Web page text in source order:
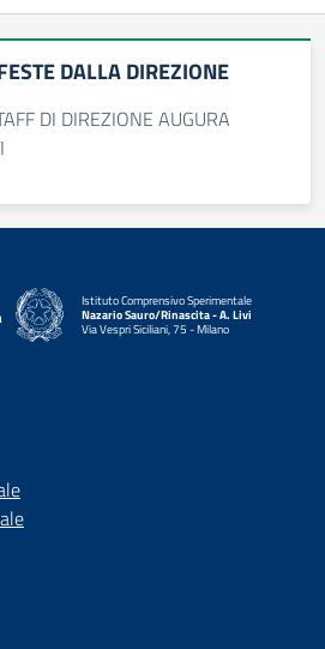
DALLA DIREZIONE
DI DIREZIONE AUGURA
Istituto Comprensivo Sperimentale
Nazario Sauro/Rinascita - A. Livi
Via Vespri Siciliani, 75 - Milano
— Visita la pagina iniziale della scuola